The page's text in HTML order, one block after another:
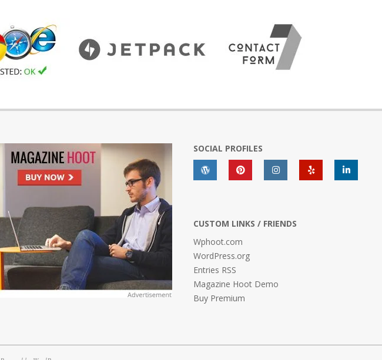
SOCIAL PROFILES
CUSTOM LINKS / FRIENDS
Wphoot.com
WordPress.org
Entries RSS
Magazine Hoot Demo
Buy Premium